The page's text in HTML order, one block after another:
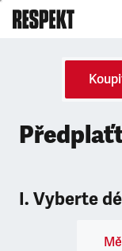
I. Vyberte